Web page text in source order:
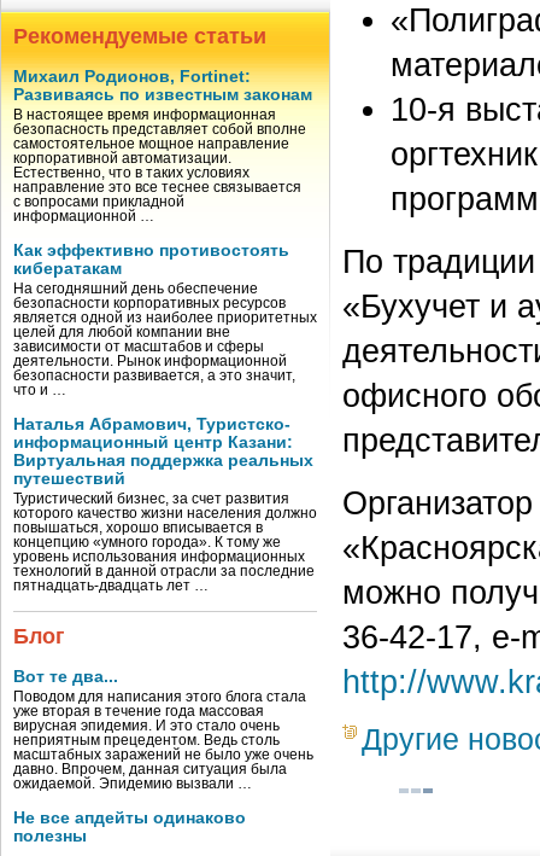
Рекомендуемые статьи
Михаил Родионов, Fortinet:
Развиваясь по известным законам
В настоящее время информационная
безопасность представляет собой вполне
самостоятельное мощное направление
корпоративной автоматизации.
Естественно, что в таких условиях
направление это все теснее связывается
с вопросами прикладной
информационной …
Как эффективно противостоять
кибератакам
На сегодняшний день обеспечение
безопасности корпоративных ресурсов
является одной из наиболее приоритетных
целей для любой компании вне
зависимости от масштабов и сферы
деятельности. Рынок информационной
безопасности развивается, а это значит,
что и …
Наталья Абрамович, Туристско-
информационный центр Казани:
Виртуальная поддержка реальных
путешествий
Туристический бизнес, за счет развития
которого качество жизни населения должно
повышаться, хорошо вписывается в
концепцию «умного города». К тому же
уровень использования информационных
технологий в данной отрасли за последние
пятнадцать-двадцать лет …
Блог
Вот те два...
Поводом для написания этого блога стала
уже вторая в течение года массовая
вирусная эпидемия. И это стало очень
неприятным прецедентом. Ведь столь
масштабных заражений не было уже очень
давно. Впрочем, данная ситуация была
ожидаемой. Эпидемию вызвали …
Не все апдейты одинаково
полезны
10-я
По
«Бухучет и
офисного
можно
36-42-17, e-
http://
Другие